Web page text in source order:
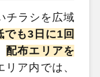
チラシを広域
でも3日に1回
配布エリアを
ア内では、